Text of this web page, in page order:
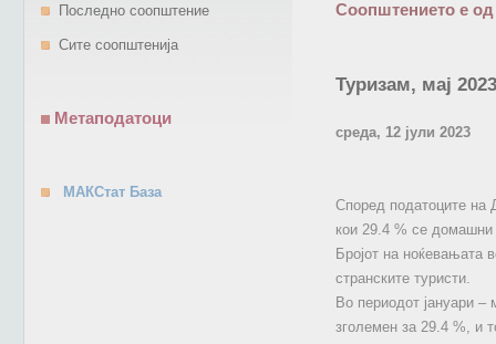
Соопштението е од
Туризам, мај
среда, 12 јули 2023
Според податоците на
кои 29.4 % се домашни
Бројот на ноќевањата
странските туристи.
Во периодот јануари –
зголемен за 29.4 %, и
Последно соопштение
Сите соопштенија
Метаподатоци
МАКСтат База